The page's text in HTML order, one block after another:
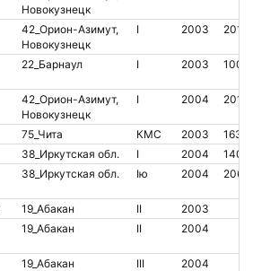
Новокузнецк
42_Орион-Азимут,
Новокузнецк
I 2003
22_Барнаул I 2003
42_Орион-Азимут,
Новокузнецк
I 2004
75_Чита КМС 2003
38_Иркутская обл. I 2004
38_Иркутская обл. Iю 2004
19_Абакан II
2003
19_Абакан II 2004
19_Абакан III 2004